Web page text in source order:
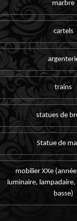
marbre
cartels
trains
statues de
Statue de
mobilier XXe
luminaire,
basse)